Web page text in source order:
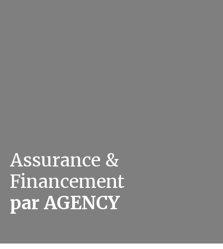
Assurance &
Financement
par AGENCY